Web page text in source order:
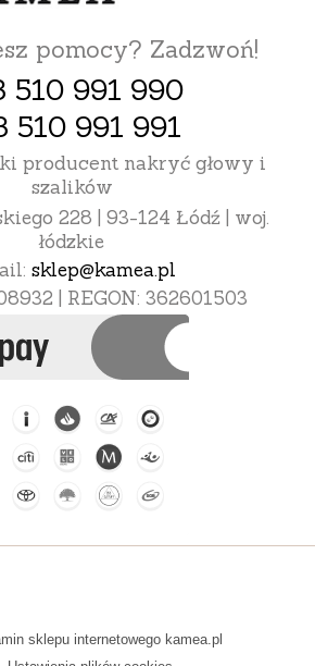
pomocy? Zadzwoń!
510 991 990
510 991 991
producent nakryć głowy i
szalików
228 | 93-124 Łódź | woj.
łódzkie
sklep@kamea.pl
| REGON: 362601503
sklepu internetowego kamea.pl